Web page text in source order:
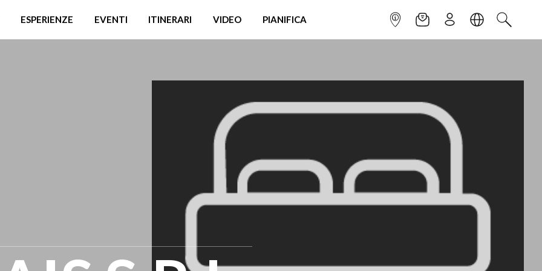
ESPERIENZE EVENTI ITINERARI VIDEO PIANIFICA INFOPOINTNEWSLETTER
ISCRIVITILINGUACERCA